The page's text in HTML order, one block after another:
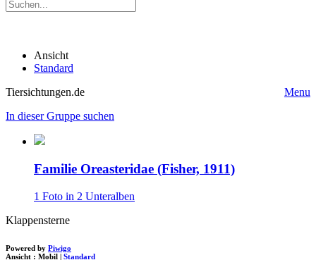
Ansicht
Standard
Tiersichtungen.de
Menu
In dieser Gruppe suchen
Familie Oreasteridae (Fisher, 1911)
1 Foto in 2 Unteralben
Klappensterne
Powered by Piwigo
Ansicht : Mobil Standard